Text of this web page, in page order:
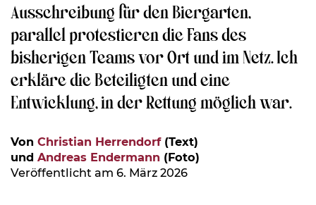
Ausschreibung für den Biergarten,
parallel protestieren die Fans des
bisherigen Teams vor Ort und im Netz. Ich
erkläre die Beteiligten und eine
Entwicklung, in der Rettung möglich war.
Von Christian Herrendorf(Text)
und Andreas Endermann (Foto)
Veröffentlicht am 6. März 2026